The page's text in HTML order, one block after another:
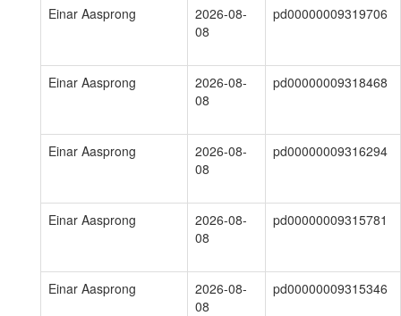
Einar Aasprong
2026-08-
08
pd00000009319706
Einar Aasprong
2026-08-
08
pd00000009318468
Einar Aasprong
2026-08-
08
pd00000009316294
Einar Aasprong
2026-08-
08
pd00000009315781
Einar Aasprong
2026-08-
08
pd00000009315346